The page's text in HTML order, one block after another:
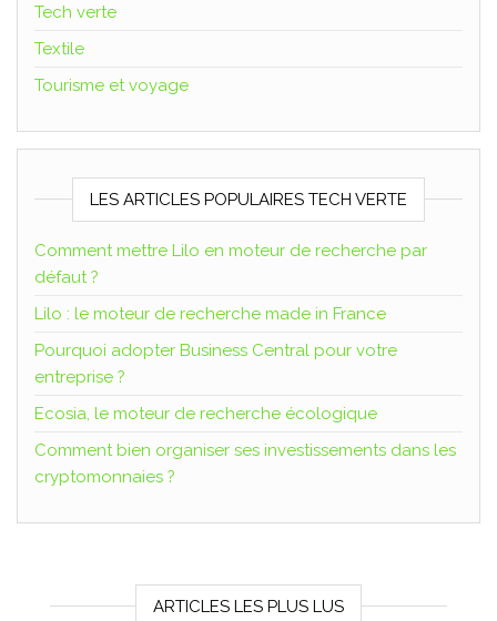
Tech verte
Textile
Tourisme et voyage
LES ARTICLES POPULAIRES TECH VERTE
Comment mettre Lilo en moteur de recherche par
défaut ?
Lilo : le moteur de recherche made in France
Pourquoi adopter Business Central pour votre
entreprise ?
Ecosia, le moteur de recherche écologique
Comment bien organiser ses investissements dans les
cryptomonnaies ?
ARTICLES LES PLUS LUS